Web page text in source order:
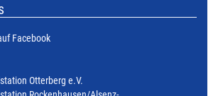
Facebook
Otterberg e.V.